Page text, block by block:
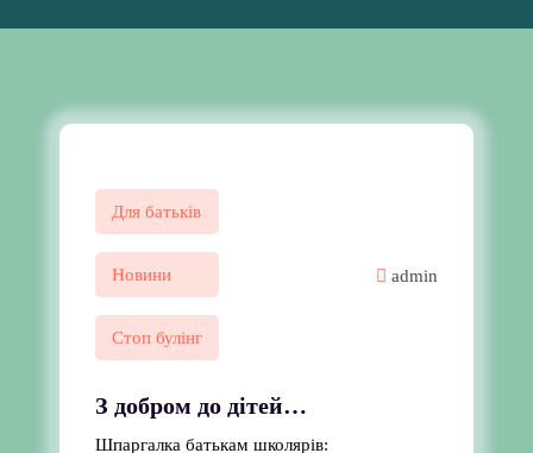
Для батьків
Новини
Стоп булінг
admin
З добром до дітей…
Шпаргалка батькам школярів: